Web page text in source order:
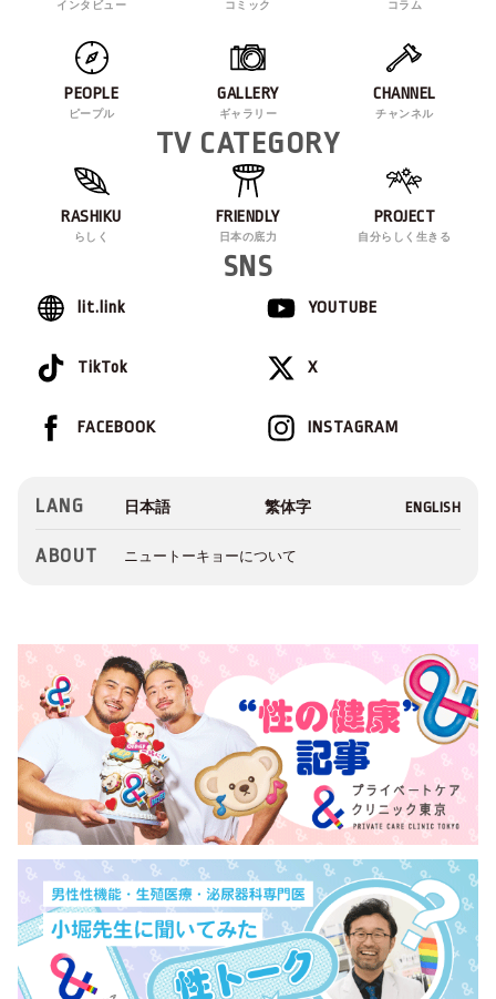
インタビュー コミック コラム
PEOPLE
ピープル
GALLERY
ギャラリー
CHANNEL
チャンネル
TV CATEGORY
RASHIKU
らしく
FRIENDLY
日本の底力
PROJECT
自分らしく生きる
SNS
lit.link YOUTUBE
TikTok X
INSTAGRAM
FACEBOOK
LANG
ABOUT ニュートーキョーについて